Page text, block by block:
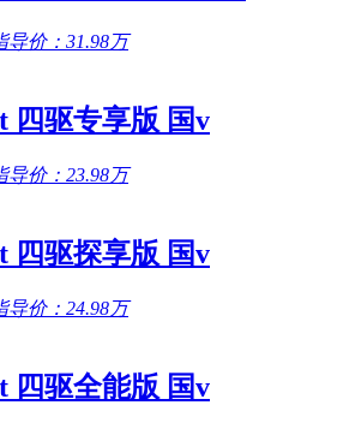
导价：31.98万
四驱专享版 国v
导价：23.98万
四驱探享版 国v
导价：24.98万
四驱全能版 国v